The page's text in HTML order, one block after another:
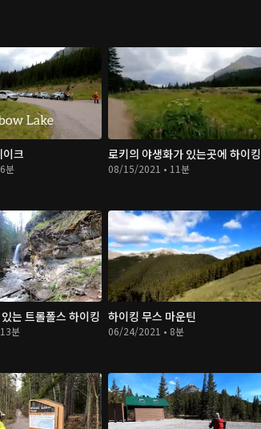
크
분
로키의 야생화가 있는곳에 하이킹
08/15/2021 • 11분
는 트롤폴스 하이킹
분
하이킹 무스 마운틴
06/24/2021 • 8분